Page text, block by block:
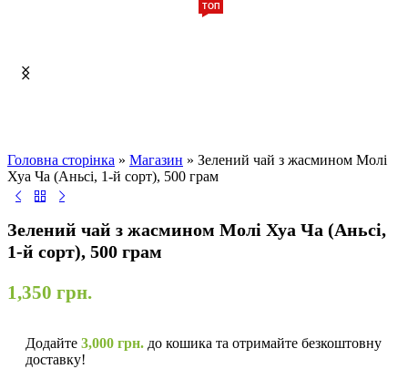
Головна сторінка » Магазин » Зелений чай з жасмином Молі
Хуа Ча (Аньсі, 1-й сорт), 500 грам
Зелений чай з жасмином Молі Хуа Ча (Аньсі,
1-й сорт), 500 грам
1,350 грн.
Додайте 3,000 грн. до кошика та отримайте безкоштовну
доставку!
ТОП